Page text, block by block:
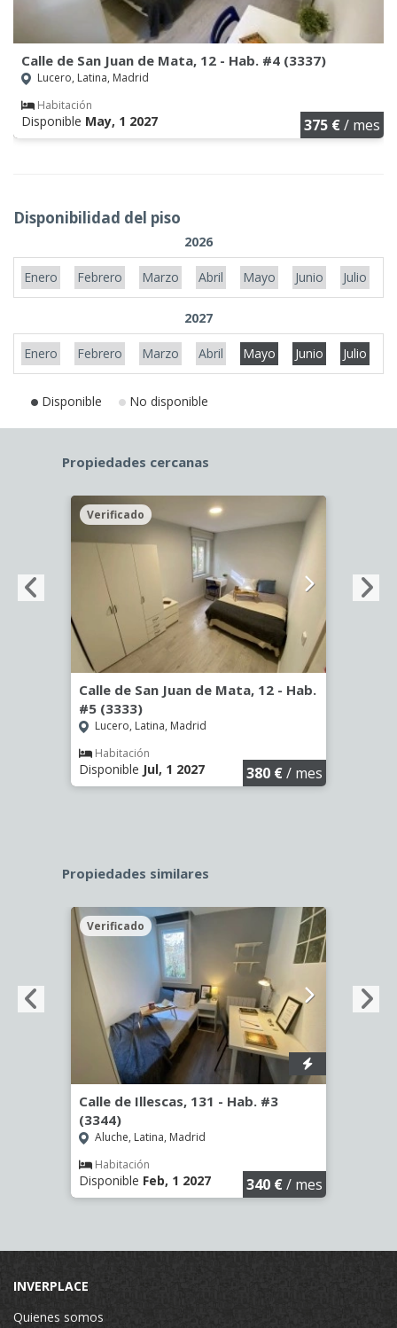
Calle de San Juan de Mata, 12 - Hab. #4 (3337)
Lucero, Latina, Madrid
Habitación
Disponible May, 1 2027 375 €/ mes
Disponibilidad del piso
2026
Enero Febrero Marzo Abril Mayo Junio Julio
2027
Enero Febrero Marzo Abril Mayo Junio Julio
Disponible No disponible
Propiedades cercanas
Verificado
Calle de San Juan de Mata, 12 - Hab.
#5 (3333)
Lucero, Latina, Madrid
Habitación
Disponible Jul, 1 2027 380 €/ mes
Propiedades similares
Verificado
Calle de Illescas, 131 - Hab. #3
(3344)
Aluche, Latina, Madrid
Habitación
Disponible Feb, 1 2027 340 €/ mes
INVERPLACE
Quienes somos